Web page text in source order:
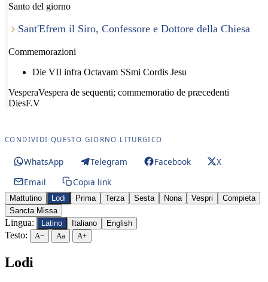
Santo del giorno
Sant'Efrem il Siro, Confessore e Dottore della Chiesa
Commemorazioni
Die VII infra Octavam SSmi Cordis Jesu
VesperaVespera de sequenti; commemoratio de præcedenti
DiesF.V
CONDIVIDI QUESTO GIORNO LITURGICO
WhatsApp Telegram Facebook
X
Email
Copia link
Mattutino Lodi Prima Terza Sesta Nona Vespri
Compieta
Sancta Missa
Lingua: Latino Italiano English
Testo: A− Aa A+
Lodi